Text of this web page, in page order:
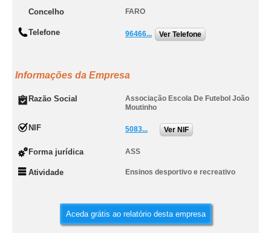
Concelho FARO
Telefone 96466... Ver Telefone
Informações da Empresa
Razão Social
Associação Escola De Futebol João
Moutinho
NIF 5083... Ver NIF
Forma jurídica ASS
Atividade Ensinos desportivo e recreativo
Aceda grátis ao relatório desta empresa